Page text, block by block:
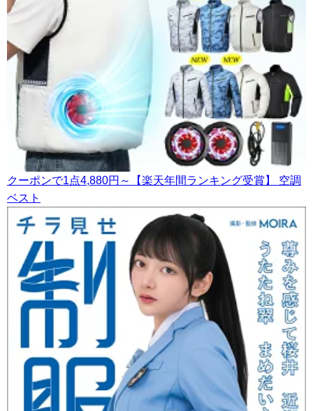
クーポンで1点4,880円～【楽天年間ランキング受賞】 空調
ベスト